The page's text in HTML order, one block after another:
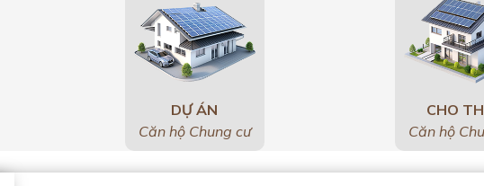
DỰ ÁN
Căn hộ Chung cư
CHO
Căn hộ